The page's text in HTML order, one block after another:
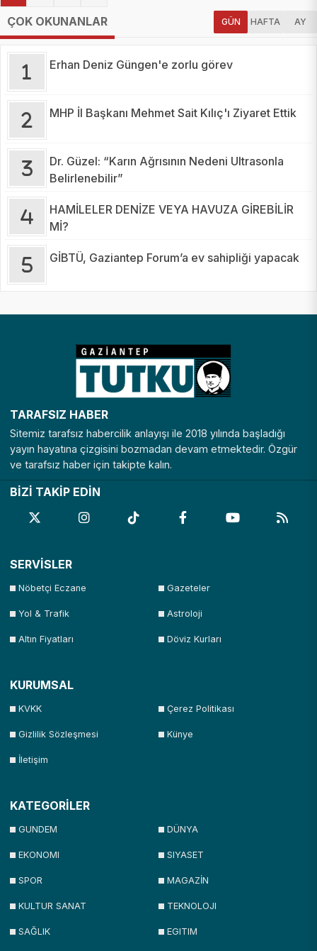
ÇOK OKUNANLAR GÜN HAFTA AY
Erhan Deniz Güngen'e zorlu görev
MHP İl Başkanı Mehmet Sait Kılıç'ı Ziyaret Ettik
Dr. Güzel: “Karın Ağrısının Nedeni Ultrasonla
Belirlenebilir”
HAMİLELER DENİZE VEYA HAVUZA GİREBİLİR
Mİ?
GİBTÜ, Gaziantep Forum’a ev sahipliği yapacak
TARAFSIZ HABER
Sitemiz tarafsız habercilik anlayışı ile 2018 yılında başladığı
yayın hayatına çizgisini bozmadan devam etmektedir. Özgür
ve tarafsız haber için takipte kalın.
BİZİ TAKİP EDİN
SERVİSLER
Nöbetçi Eczane Gazeteler
Yol & Trafik Astroloji
Altın Fiyatları Döviz Kurları
KURUMSAL
KVKK Çerez Politikası
Gizlilik Sözleşmesi Künye
İletişim
KATEGORİLER
GUNDEM DÜNYA
EKONOMI SIYASET
SPOR MAGAZİN
KULTUR SANAT TEKNOLOJI
SAĞLIK EGITIM